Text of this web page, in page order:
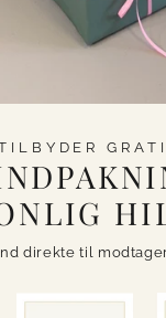
direkte til